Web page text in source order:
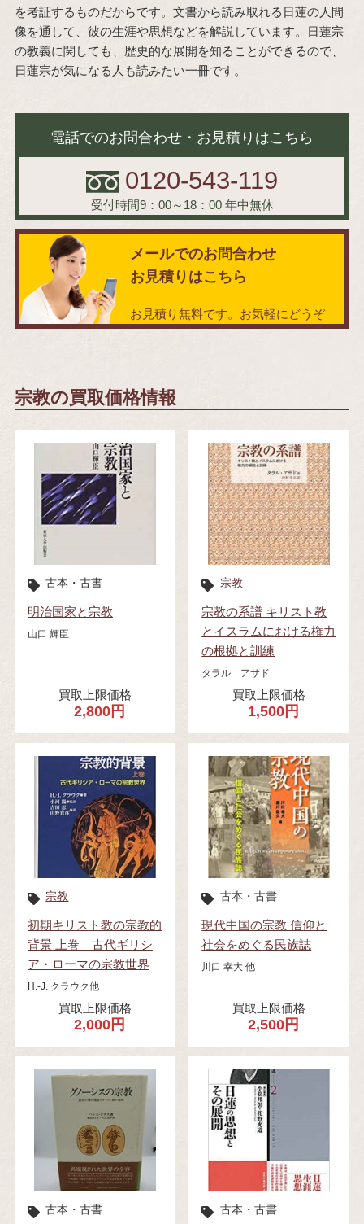
を考証するものだからです。文書から読み取れる日蓮の人間
像を通して、彼の生涯や思想などを解説しています。日蓮宗
の教義に関しても、歴史的な展開を知ることができるので、
日蓮宗が気になる人も読みたい一冊です。
電話でのお問合わせ・お見積りはこちら
0120-543-119
受付時間9：00～18：00 年中無休
メールでのお問合わせ
お見積りはこちら
お見積り無料です。お気軽にどうぞ
宗教の買取価格情報
古本・古書
明治国家と宗教
山口 輝臣
買取上限価格
2,800円
宗教
宗教の系譜 キリスト教
とイスラムにおける権力
の根拠と訓練
タラル アサド
買取上限価格
1,500円
宗教
初期キリスト教の宗教的
背景 上巻 古代ギリシ
ア・ローマの宗教世界
H.‐J. クラウク他
買取上限価格
2,000円
古本・古書
現代中国の宗教 信仰と
社会をめぐる民族誌
川口 幸大 他
買取上限価格
2,500円
古本・古書 古本・古書